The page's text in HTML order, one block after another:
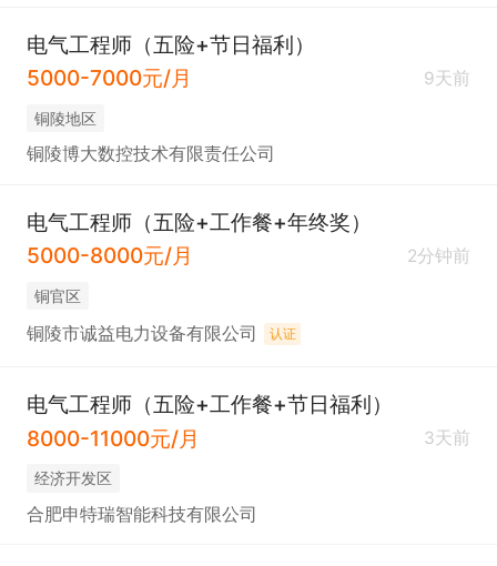
电气工程师（五险+节日福利）
5000-7000元/月
9天前
铜陵地区
铜陵博大数控技术有限责任公司
电气工程师（五险+工作餐+年终奖）
5000-8000元/月
2分钟前
铜官区
铜陵市诚益电力设备有限公司 认证
电气工程师（五险+工作餐+节日福利）
8000-11000元/月
3天前
经济开发区
合肥申特瑞智能科技有限公司